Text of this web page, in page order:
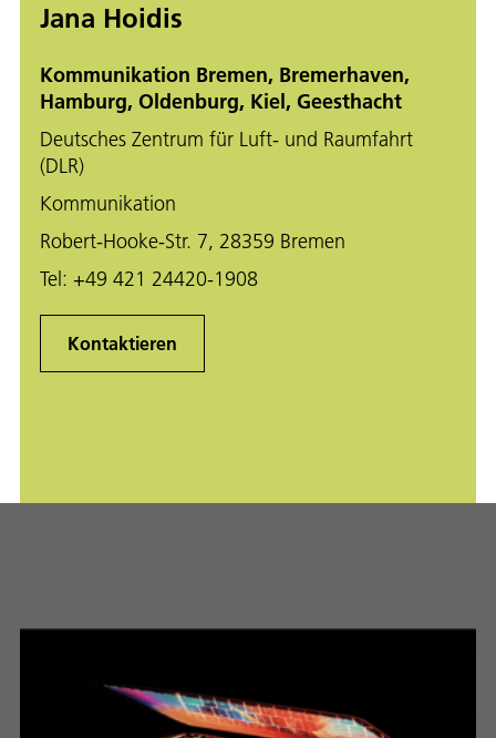
Jana Hoidis
Kommunikation Bremen, Bremerhaven,
Hamburg, Oldenburg, Kiel, Geesthacht
Deutsches Zentrum für Luft- und Raumfahrt
(DLR)
Kommunikation
Robert-Hooke-Str. 7, 28359 Bremen
Tel: +49 421 24420-1908
Kontaktieren